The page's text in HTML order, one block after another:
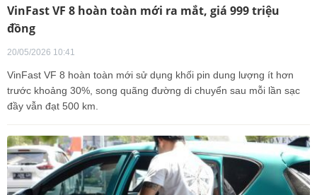
VinFast VF 8 hoàn toàn mới ra mắt, giá 999 triệu
đồng
20/05/2026 10:41
VinFast VF 8 hoàn toàn mới sử dụng khối pin dung lượng ít hơn
trước khoảng 30%, song quãng đường di chuyển sau mỗi lần sạc
đầy vẫn đạt 500 km.